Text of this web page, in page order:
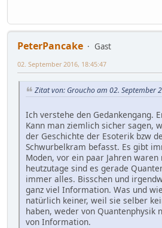
PeterPancake
Gast
02. September 2016, 18:45:47
Zitat von: Groucho am 02. September
Ich verstehe den Gedankengang.
Kann man ziemlich sicher sagen,
der Geschichte der Esoterik bzw
Schwurbelkram befasst. Es gibt
Moden, vor ein paar Jahren waren
heutzutage sind es gerade
immer alles. Bisschen und
ganz viel Information. Was und
natürlich keiner, weil sie selber
haben, weder von Quantenphysik
von Information.